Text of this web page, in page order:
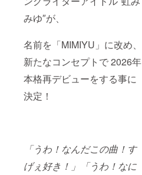
みゆ″が、
名前を「MIMIYU」に改め、
新たなコンセプトで 2026年
本格再デビューをする事に
決定！
「うわ！なんだこの曲！す
げぇ好き！」「うわ！なに